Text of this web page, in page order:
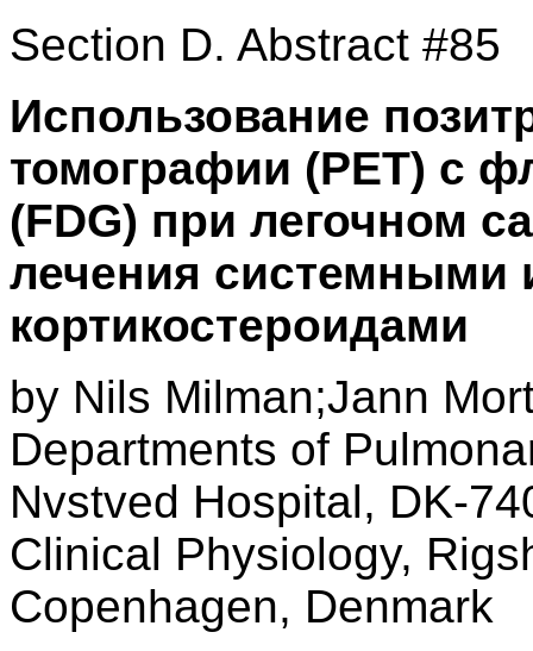
Section D. Abstract #85
Использование
томографии (PET) с
(FDG) при легочном
лечения системными
кортикостероидами
by Nils Milman;Jann
Departments of
Nvstved Hospital, DK-
Clinical Physiology,
Copenhagen, Denmark